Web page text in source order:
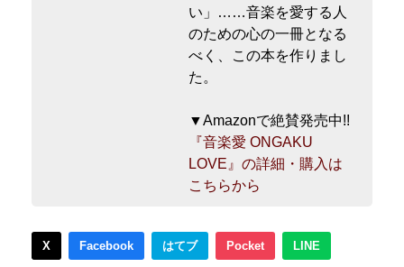
い」……音楽を愛する人
のための心の一冊となる
べく、この本を作りまし
た。
▼Amazonで絶賛発売中!!
『音楽愛 ONGAKU
LOVE』の詳細・購入は
こちらから
X Facebook はてブ Pocket LINE